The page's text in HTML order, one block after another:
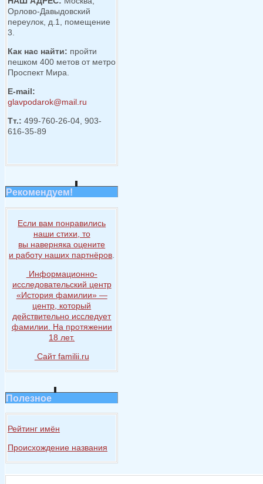
Орлово-Давыдовский
переулок, д.1, помещение
3.
Как нас найти: пройти
пешком 400 метов от метро
Проспект Мира.
E-mail:
glavpodarok@mail.ru
Тт.: 499-760-26-04, 903-
616-35-89
Рекомендуем!
Если вам понравились
наши стихи, то
вы наверняка оцените
и работу наших партнёров
Информационно-
исследовательский центр
«История фамилии» —
центр, который
действительно исследует
фамилии. На протяжении
18 лет.
Сайт familii.ru
Полезное
Рейтинг имён
Происхождение названия